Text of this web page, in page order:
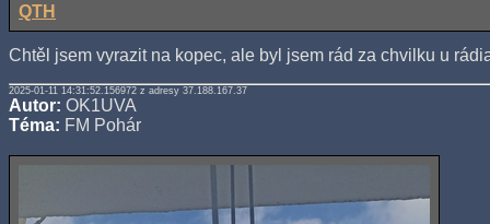
QTH
Chtěl jsem vyrazit na kopec, ale byl jsem rád za chvilku u
2025-01-11 14:31:52.156972 z adresy 37.188.167.37
Autor: OK1UVA
Téma: FM Pohár